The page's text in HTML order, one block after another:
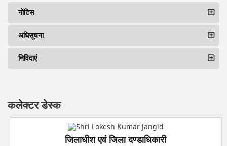
नोटिस
अधिसूचना
निविदाएं
कलेक्टर डेस्क
जिलाधीश एवं जिला दण्डाधिकारी